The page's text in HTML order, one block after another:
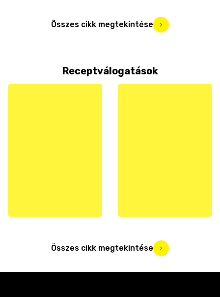
Összes cikk megtekintése
Receptválogatások
Összes cikk megtekintése